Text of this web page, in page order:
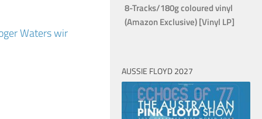
Waters wir
8-Tracks/180g coloured vinyl
(Amazon Exclusive) [Vinyl LP]
AUSSIE FLOYD 2027